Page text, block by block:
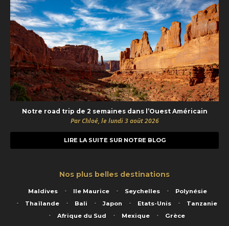
Notre road trip de 2 semaines dans l’Ouest Américain
Par Chloé, le lundi 3 août 2026
LIRE LA SUITE SUR NOTRE BLOG
Nos plus belles destinations
Maldives Ile Maurice Seychelles
Polynésie
Thaïlande
Bali Japon Etats-Unis
Tanzanie
Afrique du Sud
Mexique Grèce